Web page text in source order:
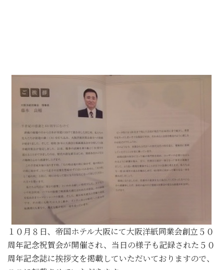
１０月８日、帝国ホテル大阪にて大阪洋紙同業会創立５０
周年記念祝賀会が開催され、当日の様子も記録された５０
周年記念誌に挨拶文を掲載していただいておりますので、